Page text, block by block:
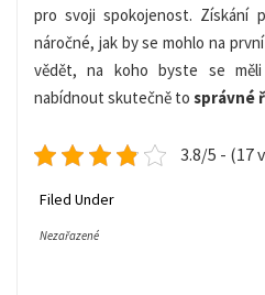
pro svoji spokojenost. Získání
náročné, jak by se mohlo na
vědět, na koho byste se
nabídnout skutečně to správné
3.8/5 - (17
Filed Under
Nezařazené